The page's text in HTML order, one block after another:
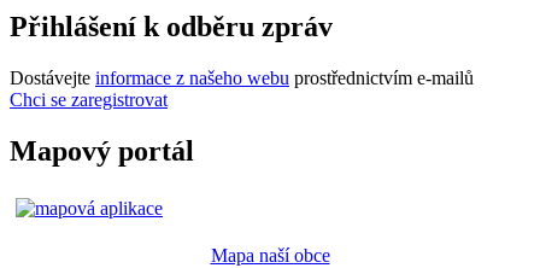
Přihlášení k odběru zpráv
Dostávejte informace z našeho webu prostřednictvím e-mailů
Chci se zaregistrovat
Mapový portál
Mapa naší obce